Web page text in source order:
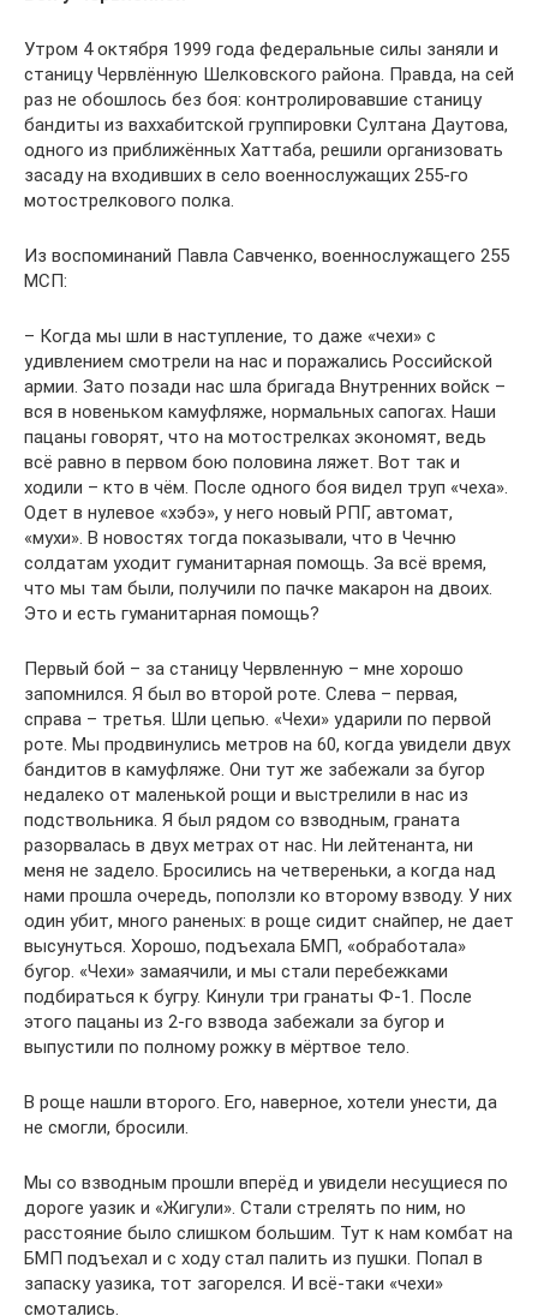
Утром 4 октября 1999 года федеральные силы заняли и
станицу Червлённую Шелковского района. Правда, на сей
раз не обошлось без боя: контролировавшие станицу
бандиты из ваххабитской группировки Султана Даутова,
одного из приближённых Хаттаба, решили организовать
засаду на входивших в село военнослужащих 255-го
мотострелкового полка.
Из воспоминаний Павла Савченко, военнослужащего 255
МСП:
– Когда мы шли в наступление, то даже «чехи» с
удивлением смотрели на нас и поражались Российской
армии. Зато позади нас шла бригада Внутренних войск –
вся в новеньком камуфляже, нормальных сапогах. Наши
пацаны говорят, что на мотострелках экономят, ведь
всё равно в первом бою половина ляжет. Вот так и
ходили – кто в чём. После одного боя видел труп «чеха».
Одет в нулевое «хэбэ», у него новый РПГ, автомат,
«мухи». В новостях тогда показывали, что в Чечню
солдатам уходит гуманитарная помощь. За всё время,
что мы там были, получили по пачке макарон на двоих.
Это и есть гуманитарная помощь?
Первый бой – за станицу Червленную – мне хорошо
запомнился. Я был во второй роте. Слева – первая,
справа – третья. Шли цепью. «Чехи» ударили по первой
роте. Мы продвинулись метров на 60, когда увидели двух
бандитов в камуфляже. Они тут же забежали за бугор
недалеко от маленькой рощи и выстрелили в нас из
подствольника. Я был рядом со взводным, граната
разорвалась в двух метрах от нас. Ни лейтенанта, ни
меня не задело. Бросились на четвереньки, а когда над
нами прошла очередь, поползли ко второму взводу. У них
один убит, много раненых: в роще сидит снайпер, не дает
высунуться. Хорошо, подъехала БМП, «обработала»
бугор. «Чехи» замаячили, и мы стали перебежками
подбираться к бугру. Кинули три гранаты Ф-1. После
этого пацаны из 2-го взвода забежали за бугор и
выпустили по полному рожку в мёртвое тело.
В роще нашли второго. Его, наверное, хотели унести, да
не смогли, бросили.
Мы со взводным прошли вперёд и увидели несущиеся по
дороге уазик и «Жигули». Стали стрелять по ним, но
расстояние было слишком большим. Тут к нам комбат на
БМП подъехал и с ходу стал палить из пушки. Попал в
запаску уазика, тот загорелся. И всё-таки «чехи»
смотались.